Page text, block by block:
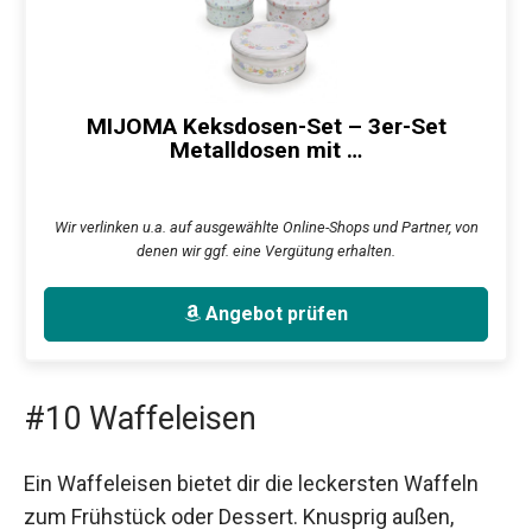
MIJOMA Keksdosen-Set – 3er-Set
Metalldosen mit …
Wir verlinken u.a. auf ausgewählte Online-Shops und Partner, von
denen wir ggf. eine Vergütung erhalten.
Angebot prüfen
#10 Waffeleisen
Ein Waffeleisen bietet dir die leckersten Waffeln
zum Frühstück oder Dessert. Knusprig außen,